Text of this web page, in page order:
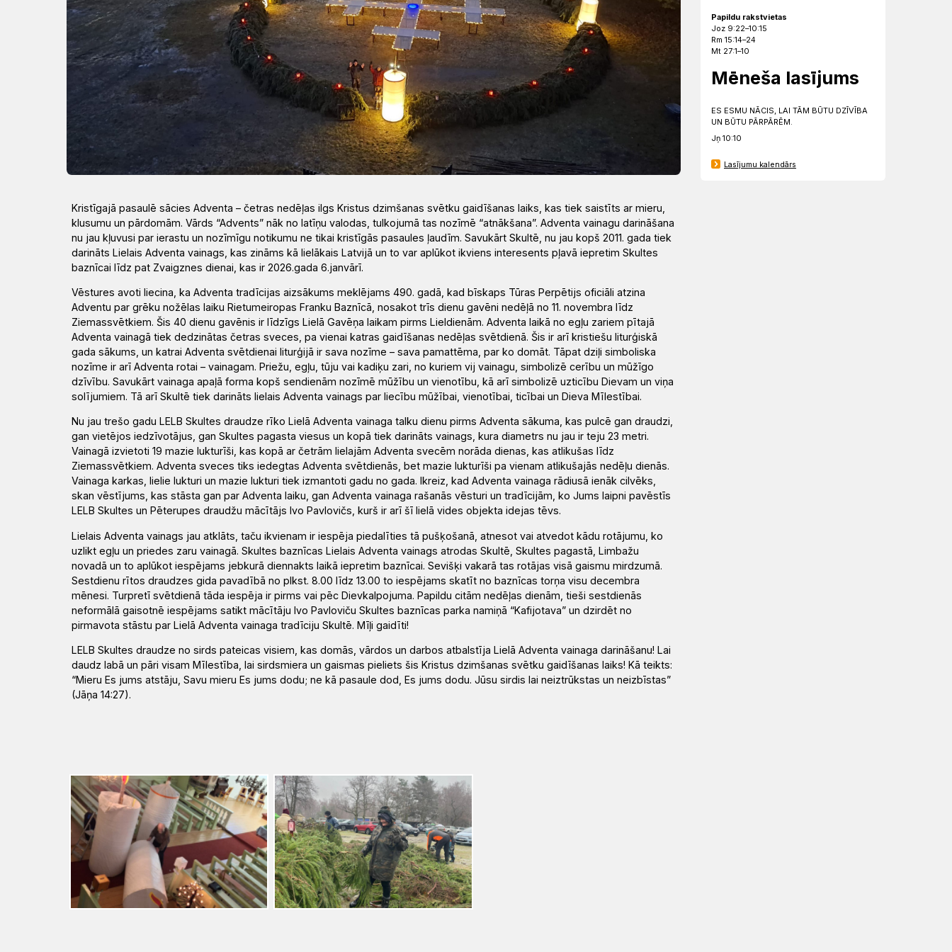
kristietību
Kristīgajā pasaulē sācies Adventa – četras nedēļas ilgs Kristus dzimšanas svētku gaidīšanas laiks, kas tiek saistīts ar mieru,
klusumu un pārdomām. Vārds “Advents” nāk no latīņu valodas, tulkojumā tas nozīmē “atnākšana”. Adventa vainagu darināšana
nu jau kļuvusi par ierastu un nozīmīgu notikumu ne tikai kristīgās pasaules ļaudīm.SavukārtSkultē, nu jau kopš 2011. gada tiek
darināts Lielais Adventa vainags, kas zināms kā lielākais Latvijā un to var aplūkot ikviens interesents pļavā iepretim Skultes
baznīcai līdz pat Zvaigznes dienai, kas ir 2026.gada 6.janvārī.
Vēstures avoti liecina, kaAdventa tradīcijas aizsākums meklējams 490. gadā, kad bīskaps Tūras Perpētijs oficiāli atzina
Adventu par grēku nožēlas laiku Rietumeiropas Franku Baznīcā, nosakot trīs dienu gavēni nedēļā no 11. novembra līdz
Ziemassvētkiem. Šis 40 dienu gavēnis ir līdzīgs Lielā Gavēņa laikam pirms Lieldienām. Adventa laikā no egļu zariem pītajā
Adventa vainagā tiek dedzinātas četras sveces, pa vienai katras gaidīšanas nedēļas svētdienā. Šis ir arī kristiešu liturģiskā
gada sākums, un katrai Adventa svētdienai liturģijā ir sava nozīme – sava pamattēma, par ko domāt. Tāpat dziļi simboliska
nozīme ir arī Adventa rotai – vainagam. Priežu, egļu, tūju vai kadiķu zari, no kuriem vij vainagu, simbolizē cerību un mūžīgo
dzīvību. Savukārt vainaga apaļā forma kopš sendienām nozīmē mūžību un vienotību, kā arī simbolizē uzticību Dievam un viņa
solījumiem. Tā arī Skultē tiek darināts lielais Adventa vainags par liecību mūžībai, vienotībai, ticībai un Dieva Mīlestībai.
Nu jau trešo gadu LELB Skultes draudze rīko Lielā Adventa vainaga talku dienu pirms Adventa sākuma , kas pulcē gan draudzi,
gan vietējos iedzīvotājus, gan Skultes pagasta viesus un kopā tiek darināts vainags, kura diametrs nu jau ir teju 23 metri.
Vainagā izvietoti 19mazielukturīši, kas kopā ar četrām lielajām Adventa svecēm norāda dienas, kas atlikušas līdz
Ziemassvētkiem. Adventa sveces tiks iedegtas Adventa svētdienās, betmazie lukturīši pa vienam atlikušajās nedēļu dienās.
Vainaga karkas, lielie lukturi unmazie lukturi tiek izmantoti gadu no gada.Ikreiz, kad Adventa vainaga rādiusā ienāk cilvēks,
skan vēstījums, kas stāsta gan par Adventa laiku, gan Adventa vainaga rašanās vēsturi un tradīcijām, ko Jums laipni pavēstīs
LELB Skultes un Pēterupes draudžu mācītājs Ivo Pavlovičs, kurš irarī šī lielā vides objekta idejas tēvs.
Lielais Adventa vainags jau atklāts, taču ikvienam ir iespēja piedalīties tāpušķošanā , atnesot vai atvedot kādu rotājumu, ko
uzlikt egļu un priedes zaru vainagā. Skultes baznīcas Lielais Adventa vainags atrodas Skultē, Skultes pagastā, Limbažu
novadā un to aplūkot iespējams jebkurā diennakts laikā iepretim baznīcai. Sevišķi vakarā tas rotājas visā gaismu mirdzumā.
Sestdienu rītosdraudzes gida pavadībāno plkst. 8.00 līdz 13.00 to iespējams skatīt no baznīcas torņa visu decembra
mēnesi. Turpretīsvētdienā tāda iespējairpirms vai pēc Dievkalpojuma. Papildu citām nedēļas dienām, tieši sestdienās
neformālā gaisotnē iespējams satiktmācītāju Ivo PavlovičuSkultes baznīcas parka namiņā “Kafijotava” un dzirdēt no
pirmavota stāstu par Lielā Adventa vainaga tradīciju Skultē. Mīļi gaidīti!
LELB Skultes draudze no sirds pateicas visiem, kas domās, vārdos un darbos atbalstīja Lielā Adventa vainaga darināšanu! Lai
daudz labā un pāri visam Mīlestība lai sirdsmiera un gaismas pieliets šis Kristus dzimšanas svētku gaidīšanas laiks! Kāteikts:
“Mieru Es jums atstāju, Savu mieru Es jums dodu; ne kā pasaule dod, Es jums dodu. Jūsu sirdis lai neiztrūkstas un neizbīstas”
(Jāņa 14:27).
Papildu rakstvietas
Joz 9:22–10:15
Rm 15:14–24
Mt 27:1–10
Mēneša lasījums
ES ESMU NĀCIS, LAI TĀM BŪTU DZĪVĪBA
UN BŪTU PĀRPĀRĒM.
Jņ 10:10
Lasījumu kalendārs